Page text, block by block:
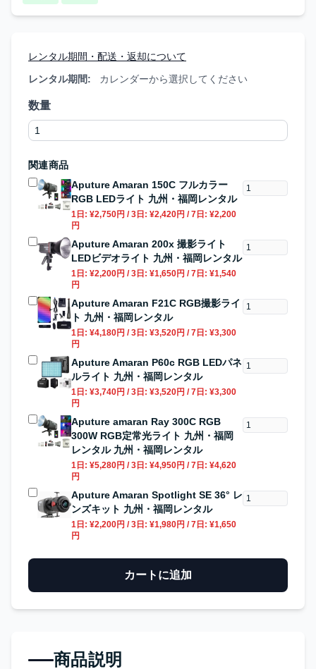
レンタル期間・配送・返却について
レンタル期間:
カレンダーから選択してください
数量
関連商品
Aputure Amaran 150C フルカラー
RGB LEDライト 九州・福岡レンタル
1日: ¥2,750円 / 3日: ¥2,420円 / 7日: ¥2,200
円
Aputure Amaran 200x 撮影ライト
LEDビデオライト 九州・福岡レンタル
1日: ¥2,200円 / 3日: ¥1,650円 / 7日: ¥1,540
円
Aputure Amaran F21C RGB撮影ライ
ト 九州・福岡レンタル
1日: ¥4,180円 / 3日: ¥3,520円 / 7日: ¥3,300
円
Aputure Amaran P60c RGB LEDパネ
ルライト 九州・福岡レンタル
1日: ¥3,740円 / 3日: ¥3,520円 / 7日: ¥3,300
円
Aputure amaran Ray 300C RGB
300W RGB定常光ライト 九州・福岡
レンタル 九州・福岡レンタル
1日: ¥5,280円 / 3日: ¥4,950円 / 7日: ¥4,620
円
Aputure Amaran Spotlight SE 36° レ
ンズキット 九州・福岡レンタル
1日: ¥2,200円 / 3日: ¥1,980円 / 7日: ¥1,650
円
カートに追加
商品説明